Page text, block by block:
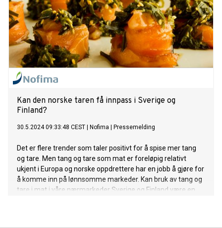
Kan den norske taren få innpass i Sverige og
Finland?
30.5.2024 09:33:48 CEST Nofima Pressemelding
Det er flere trender som taler positivt for å spise mer tang
og tare. Men tang og tare som mat er foreløpig relativt
ukjent i Europa og norske oppdrettere har en jobb å gjøre for
å komme inn på lønnsomme markeder. Kan bruk av tang og
tare i mat i våre nærmarkeder Sverige og Finland være en